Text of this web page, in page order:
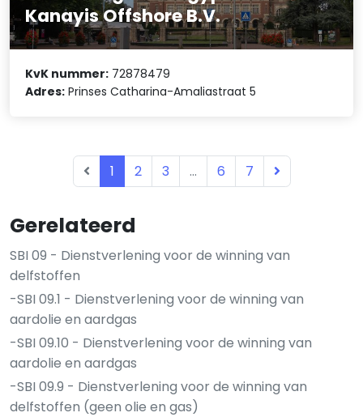
Gerelateerd
SBI 09 - Dienstverlening voor de winning van
delfstoffen
-SBI 09.1 - Dienstverlening voor de winning van
aardolie en aardgas
-SBI 09.10 - Dienstverlening voor de winning van
aardolie en aardgas
-SBI 09.9 - Dienstverlening voor de winning van
delfstoffen (geen olie en gas)
Kanayis Offshore B.V.
KvK nummer: 72878479
Adres: Prinses Catharina-Amaliastraat 5
1 2 3 ... 6 7